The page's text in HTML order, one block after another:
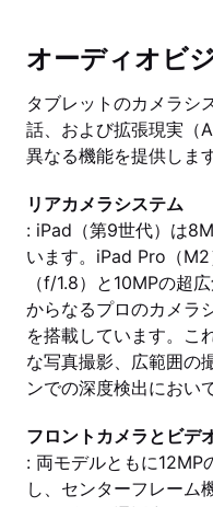
オーディオビ
タブレットのカメラシ
話、および拡張現実（
異なる機能を提供します
リアカメラシステム
: iPad（第9世代）は
います。iPad Pro（
（f/1.8）と10MPの超
からなるプロのカメラ
を搭載しています。こ
な写真撮影、広範囲の
ンでの深度検出におい
フロントカメラとビデ
: 両モデルともに12MP
し、センターフレーム